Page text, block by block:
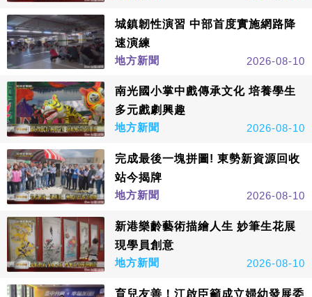
城鎮韌性演習 中部首度實施網路降
速演練
地方新聞
2026-08-10
南光國小掌中戲傳承文化 培養學生
多元戲劇興趣
地方新聞
2026-08-10
完成最後一塊拼圖! 東勢新資源回收
站今揭牌
地方新聞
2026-08-10
新港樂齡藝術描繪人生 妙筆生花展
現學員創意
地方新聞
2026-08-10
育兒友善！江啟臣籲成立婦幼發展委